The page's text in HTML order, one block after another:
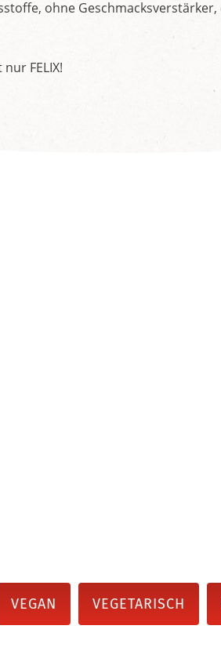
ohne
FELIX!
VEGAN VEGETARISCH